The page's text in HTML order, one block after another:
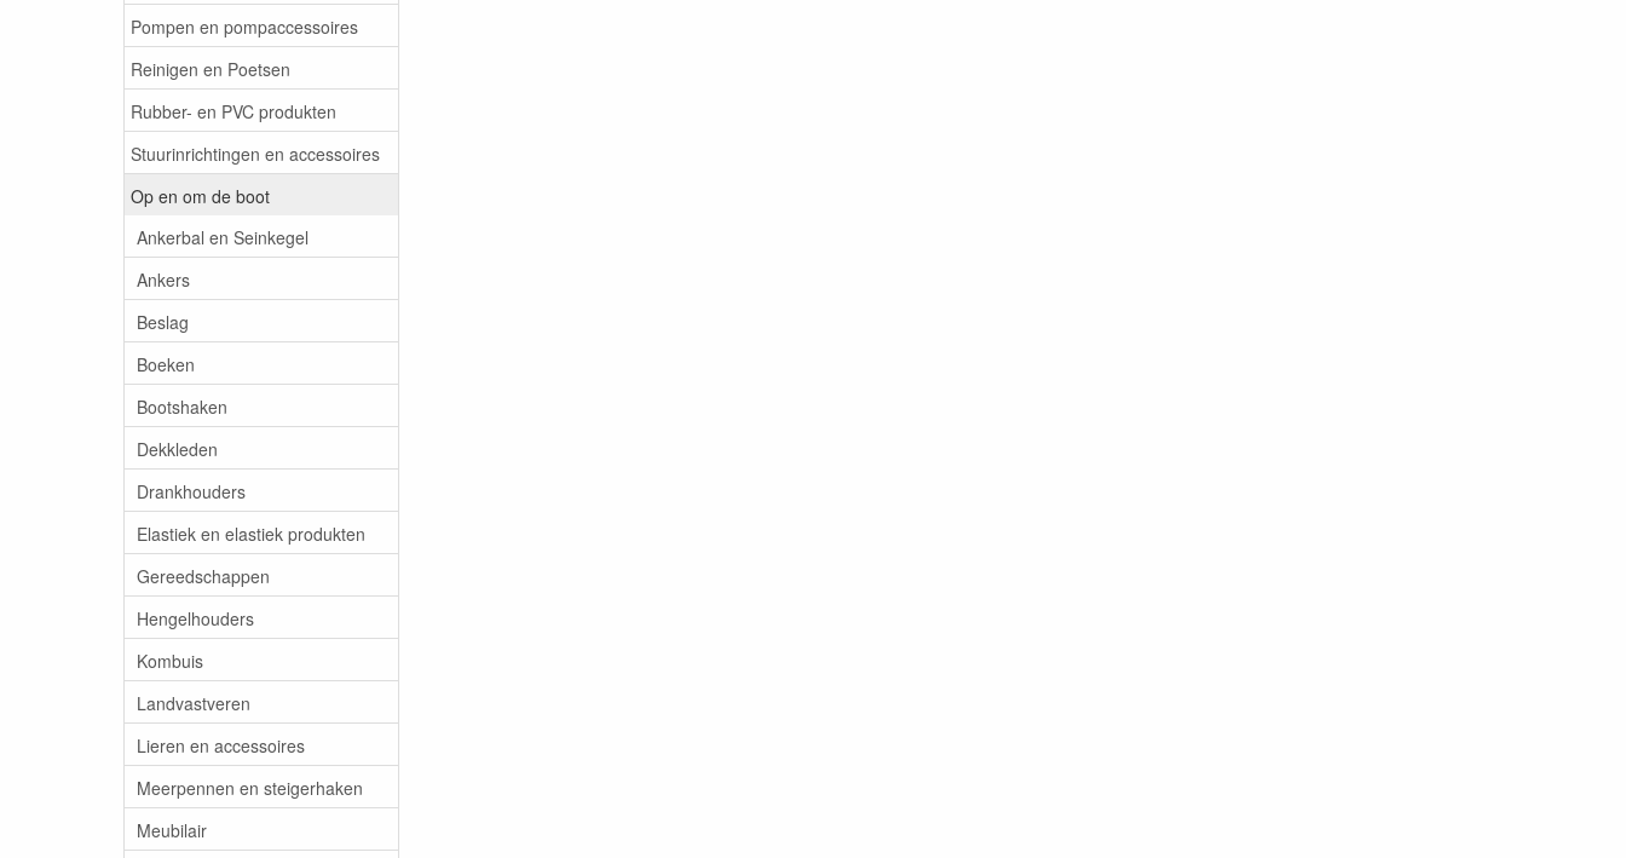
Pompen en pompaccessoires
Reinigen en Poetsen
Rubber- en PVC produkten
Stuurinrichtingen en accessoires
Op en om de boot
Ankerbal en Seinkegel
Ankers
Beslag
Boeken
Bootshaken
Dekkleden
Drankhouders
Elastiek en elastiek produkten
Gereedschappen
Hengelhouders
Kombuis
Landvastveren
Lieren en accessoires
Meerpennen en steigerhaken
Meubilair